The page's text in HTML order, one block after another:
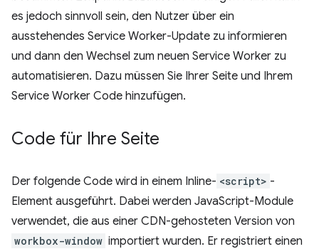
es jedoch sinnvoll sein, den Nutzer über ein
ausstehendes Service Worker-Update zu informieren
und dann den Wechsel zum neuen Service Worker zu
automatisieren. Dazu müssen Sie Ihrer Seite und Ihrem
Service Worker Code hinzufügen.
Code für Ihre Seite
Der folgende Code wird in einem Inline- <script> -
Element ausgeführt. Dabei werden JavaScript-Module
verwendet, die aus einer CDN-gehosteten Version von
workbox-window importiert wurden. Er registriert einen